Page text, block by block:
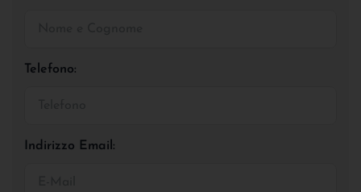
Telefono:
Indirizzo Email: